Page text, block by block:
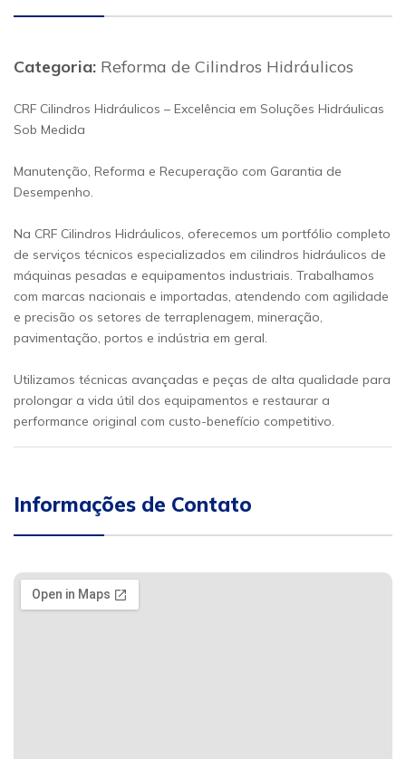
Categoria: Reforma de Cilindros Hidráulicos
CRF Cilindros Hidráulicos – Excelência em Soluções Hidráulicas
Sob Medida
Manutenção, Reforma e Recuperação com Garantia de
Desempenho.
Na CRF Cilindros Hidráulicos, oferecemos um portfólio completo
de serviços técnicos especializados em cilindros hidráulicos de
máquinas pesadas e equipamentos industriais. Trabalhamos
com marcas nacionais e importadas, atendendo com agilidade
e precisão os setores de terraplenagem, mineração,
pavimentação, portos e indústria em geral.
Utilizamos técnicas avançadas e peças de alta qualidade para
prolongar a vida útil dos equipamentos e restaurar a
performance original com custo-benefício competitivo.
Informações de Contato